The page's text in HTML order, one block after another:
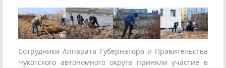
Сотрудники Аппарата Губернатора и Правительства
Чукотского автономного округа приняли участие в